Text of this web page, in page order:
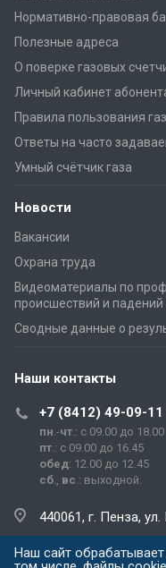
Нормативно-правовая
Полезные адреса
О поверке газовых
Личный кабинет
Правила пользования
Ответы на часто
Умный счётчик газа
Новости
Вакансии
Охрана труда
Видеоматериалы по
происшествий и падений
Сводные данные о
Наши контакты
+7 (8412) 49-09-11
пн .-чт .: с 09.00 до 18.00
пт .: с 09.00 до 16.45
обед: 12.00 до 12.45
сб
вс .: выходной.
440061, г. Пенза,
prg@prg.sura.ru
Наш сайт